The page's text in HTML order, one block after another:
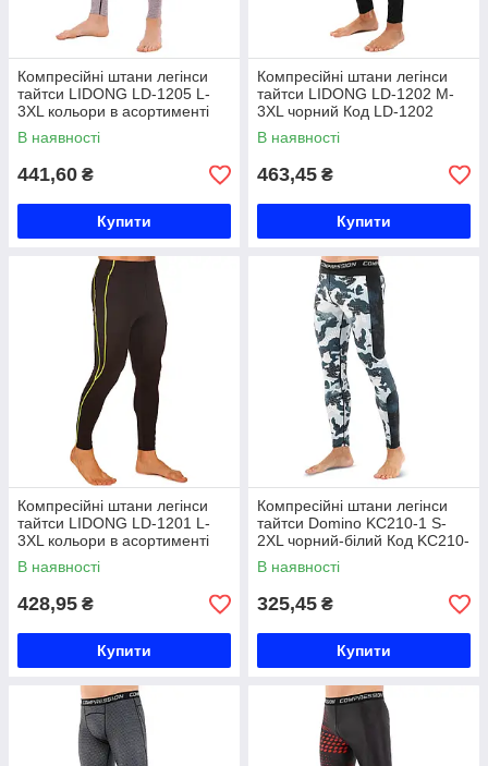
Компресійні штани легінси
тайтси LIDONG LD-1205 L-
3XL кольори в асортименті
Код LD-1205
В наявності
441,60 ₴
Купити
Компресійні штани легінси
тайтси LIDONG LD-1202 M-
3XL чорний Код LD-1202
В наявності
463,45 ₴
Купити
Компресійні штани легінси
тайтси LIDONG LD-1201 L-
3XL кольори в асортименті
Код LD-1201
В наявності
428,95 ₴
Купити
Компресійні штани легінси
тайтси Domino KC210-1 S-
2XL чорний-білий Код KC210-
1
В наявності
325,45 ₴
Купити